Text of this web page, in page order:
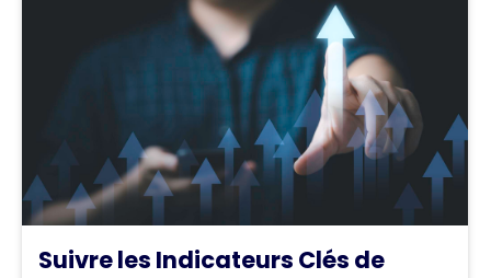
Suivre les Indicateurs Clés de